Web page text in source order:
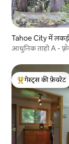
Tahoe City में
आधुनिक ताहो A -
गेस्ट्स का टॉप फ़ेवरेट
गेस्ट्स की फ़ेवरेट